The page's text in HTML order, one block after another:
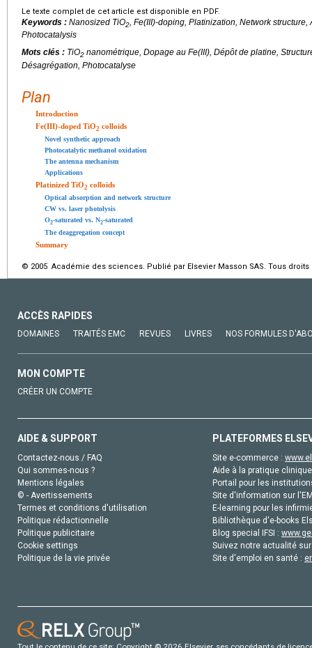
Le texte complet de cet article est disponible en PDF.
Keywords : Nanosized TiO2, Fe(III)-doping, Platinization, Network
Photocatalysis
Mots clés : TiO2 nanométrique, Dopage au Fe(III), Dépôt de platine,
Désagrégation, Photocatalyse
Plan
Introduction
Fe(III)-doped TiO2 colloids
Novel synthetic approach
Photocatalytic methanol oxidation
The antenna mechanism
Applications
Platinized TiO2 colloids
Optical absorption and network structure
CW vs. laser photolysis
O2-saturated vs. N2-saturated
The deaggregation concept
Summary
© 2005 Académie des sciences. Publié par Elsevier Masson SAS. Tous droits
ACCÈS RAPIDES
DOMAINES TRAITÉS EMC REVUES LIVRES NOS FORMULES
MON COMPTE
CRÉER UN COMPTE
AIDE & SUPPORT
Contactez-nous / FAQ
Qui sommes-nous ?
Mentions légales
© - Avertissements
Termes et conditions d'utilisation
Politique rédactionnelle
Politique publicitaire
Cookie settings
Politique de la vie privée
PLATEFORMES
Site e-commerce :
Aide à la pratique
Portail pour les
Site d'information sur
E-learning pour les
Bibliothèque d'e-books
Blog special IFSI :
Suivez notre actualité
Site d'emploi en santé :